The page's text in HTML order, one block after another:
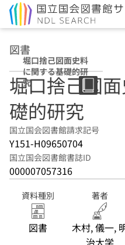
図書
堀口捨己図面史料
に関する基礎的研
究
堀口捨己図
礎的研究
国立国会図書館請求記号
Y151-H09650704
国立国会図書館書誌ID
000007057316
資料種別
図書
著者
木村, 儀一,
治大学